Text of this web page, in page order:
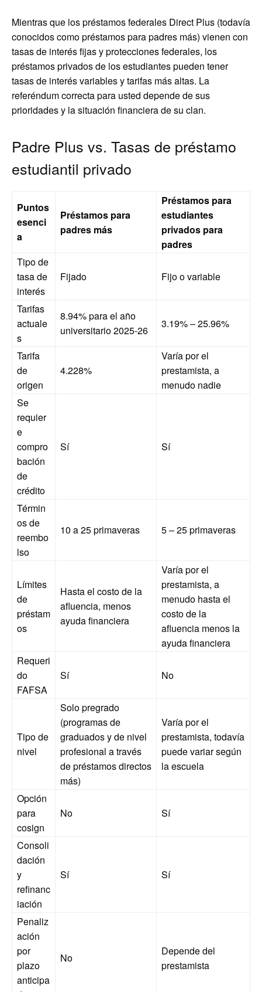
Mientras que los préstamos federales Direct Plus (todavía
conocidos como préstamos para padres más) vienen con
tasas de interés fijas y protecciones federales, los
préstamos privados de los estudiantes pueden tener
tasas de interés variables y tarifas más altas. La
referéndum correcta para usted depende de sus
prioridades y la situación financiera de su clan.
Padre Plus vs. Tasas de préstamo
estudiantil privado
Puntos
esenci
a
Préstamos para
padres más
Préstamos para
estudiantes
privados para
padres
Tipo de
tasa de
interés
Fijado Fijo o variable
Tarifas
actuale
s
8.94% para el año
universitario 2025-26
3.19% – 25.96%
Tarifa
de
origen
4.228%
Varía por el
prestamista, a
menudo nadie
Se
requier
e
compro
bación
de
crédito
Sí Sí
Términ
os de
reembo
lso
10 a 25 primaveras 5 – 25 primaveras
Límites
de
préstam
os
Hasta el costo de la
afluencia, menos
ayuda financiera
Varía por el
prestamista, a
menudo hasta el
costo de la
afluencia menos la
ayuda financiera
Requeri
do
FAFSA
Sí No
Tipo de
nivel
Solo pregrado
(programas de
graduados y de nivel
profesional a través
de préstamos directos
más)
Varía por el
prestamista, todavía
puede variar según
la escuela
Opción
para
cosign
No Sí
Consoli
dación
y
refinanc
iación
Sí Sí
Penaliz
ación
por
plazo
anticipa
No
Depende del
prestamista